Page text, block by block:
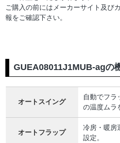
ご購入の前にはメーカーサイト及び
報をご確認下さい。
GUEA08011J1MUB-agの
オートスイング
自動でフラ
の温度ムラ
オートフラップ
冷房・暖房
設定。